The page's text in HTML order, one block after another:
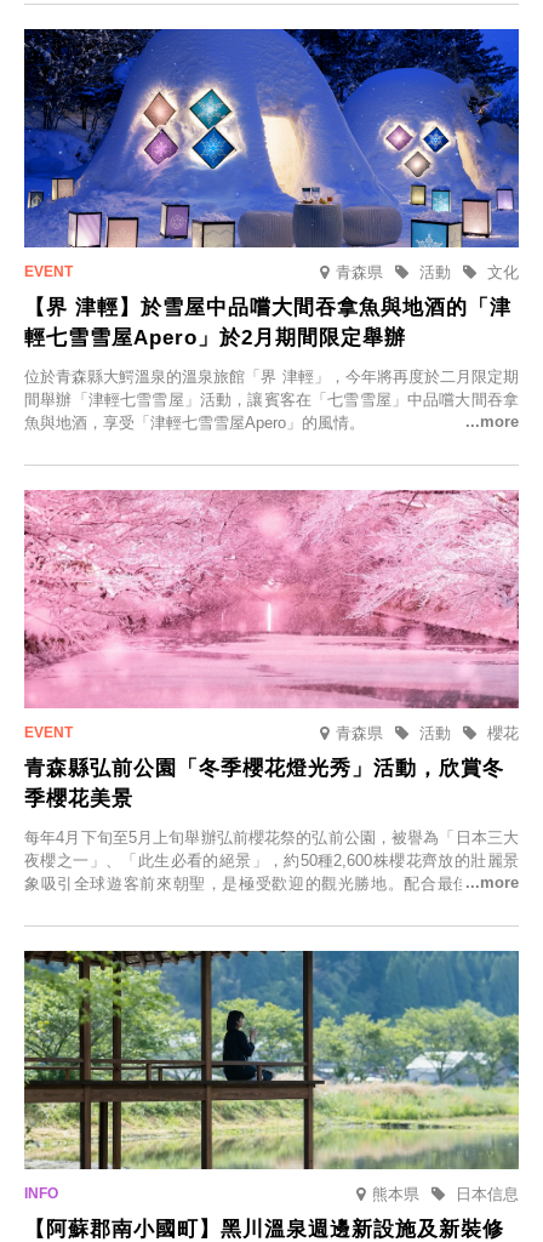
人的旅館，您才能在此與重要的人共度獨一無二的特別時光。
青森県 文化
活動
【界 津輕】於雪屋中品嚐大間吞拿魚與地酒的「津
輕七雪雪屋Apero」於2月期間限定舉辦
位於青森縣大鰐溫泉的溫泉旅館「界 津輕」，今年將再度於二月限定期
間舉辦「津輕七雪雪屋」活動，讓賓客在「七雪雪屋」中品嚐大間吞拿
魚與地酒，享受「津輕七雪雪屋Apero」的風情。
青森県 櫻花
活動
青森縣弘前公園「冬季櫻花燈光秀」活動，欣賞冬
季櫻花美景
每年4月下旬至5月上旬舉辦弘前櫻花祭的弘前公園，被譽為「日本三大
夜櫻之一」、「此生必看的絕景」，約50種2,600株櫻花齊放的壯麗景
象吸引全球遊客前來朝聖，是極受歡迎的觀光勝地。配合最佳觀雪時
「冬季櫻花燈光秀」。
熊本県 日本信息
【阿蘇郡南小國町】黑川溫泉週邊新設施及新裝修